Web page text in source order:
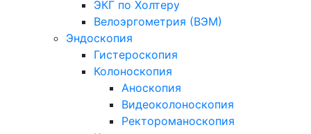
ЭКГ по Холтеру
Велоэргометрия (ВЭМ)
Эндоскопия
Гистероскопия
Колоноскопия
Аноскопия
Видеоколоноскопия
Ректороманоскопия